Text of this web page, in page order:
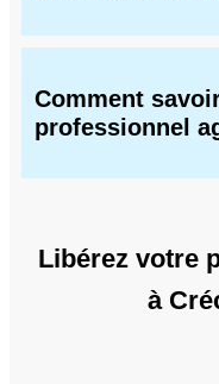
Comment
professionnel
Libérez votre
à